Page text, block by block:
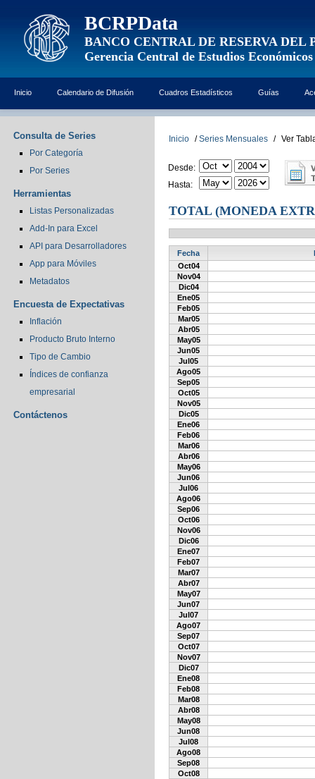
BCRPData
BANCO CENTRAL DE RESERVA DEL
Gerencia Central de Estudios Económicos
Inicio Calendario de Difusión Cuadros Estadísticos Guías
Consulta de Series
Por Categoría
Por Series
Herramientas
Listas Personalizadas
Add-In para Excel
API para Desarrolladores
App para Móviles
Metadatos
Encuesta de Expectativas
Inflación
Producto Bruto Interno
Tipo de Cambio
Índices de confianza
empresarial
Contáctenos
Inicio / Series Mensuales / Ver
Desde:
Hasta:
TOTAL (MONEDA
Fecha
Oct04
Nov04
Dic04
Ene05
Feb05
Mar05
Abr05
May05
Jun05
Jul05
Ago05
Sep05
Oct05
Nov05
Dic05
Ene06
Feb06
Mar06
Abr06
May06
Jun06
Jul06
Ago06
Sep06
Oct06
Nov06
Dic06
Ene07
Feb07
Mar07
Abr07
May07
Jun07
Jul07
Ago07
Sep07
Oct07
Nov07
Dic07
Ene08
Feb08
Mar08
Abr08
May08
Jun08
Jul08
Ago08
Sep08
Oct08